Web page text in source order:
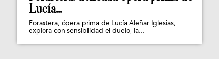
Lucía...
Forastera, ópera prima de Lucía Aleñar Iglesias,
explora con sensibilidad el duelo, la...